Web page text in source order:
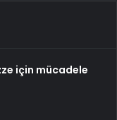
için mücadele